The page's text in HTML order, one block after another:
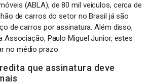
(ABLA), de 80 mil veículos, cerca de
de carros do setor no Brasil já são
de carros por assinatura. Além disso,
Associação, Paulo Miguel Junior, estes
no médio prazo.
que assinatura deve